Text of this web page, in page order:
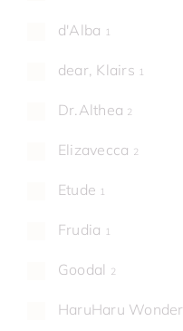
d'Alba 1
dear, Klairs 1
Dr.Althea 2
Elizavecca 2
Etude 1
Frudia 1
Goodal 2
HaruHaru Wonder